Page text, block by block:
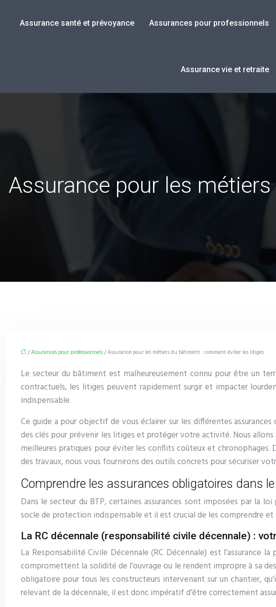
Assurances pour professionnels
Assurance santé et prévoyance
Assurance vie et retraite
Assurance pour les
/Assurances pour professionnels/ Assurance pour les métiers du bâtiment : comment éviter les litiges
Le secteur du bâtiment est malheureusement connu pour être un
contractuels, les litiges peuvent rapidement surgir et impacter
indispensable.
Ce guide a pour objectif de vous éclairer sur les différentes
des clés pour prévenir les litiges et protéger votre activité. Nous
meilleures pratiques pour éviter les conflits coûteux et
des travaux, nous vous fournirons des outils concrets pour sécuriser
Comprendre les assurances obligatoires dans
Dans le secteur du BTP, certaines assurances sont imposées par la
socle de protection indispensable et il est crucial de les comprendre
La RC décennale (responsabilité civile décennale) :
La Responsabilité Civile Décennale (RC Décennale) est
compromettent la solidité de l’ouvrage ou le rendent impropre à sa
obligatoire pour tous les constructeurs intervenant sur un chantier,
relevant de la décennale, il est donc impératif d’être correctement